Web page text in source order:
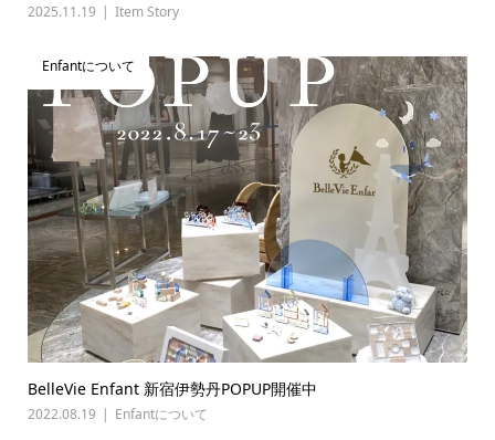
2025.11.19 Item Story
Enfantについて
BelleVie Enfant 新宿伊勢丹POPUP開催中
2022.08.19 Enfantについて